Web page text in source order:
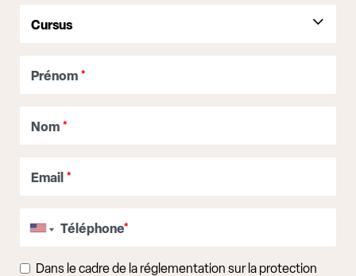
Prénom *
Nom *
Email *
Téléphone*
Dans le cadre de la réglementation sur la protection